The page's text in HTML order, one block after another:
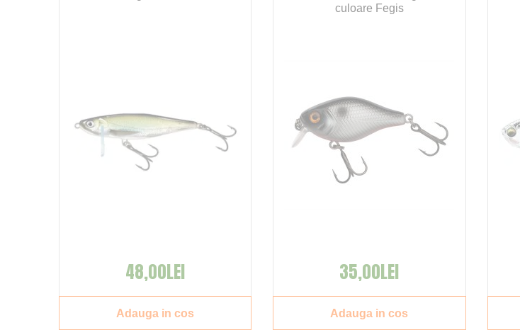
48,00LEI
Adauga in cos
culoare Fegis
35,00LEI
Adauga in cos